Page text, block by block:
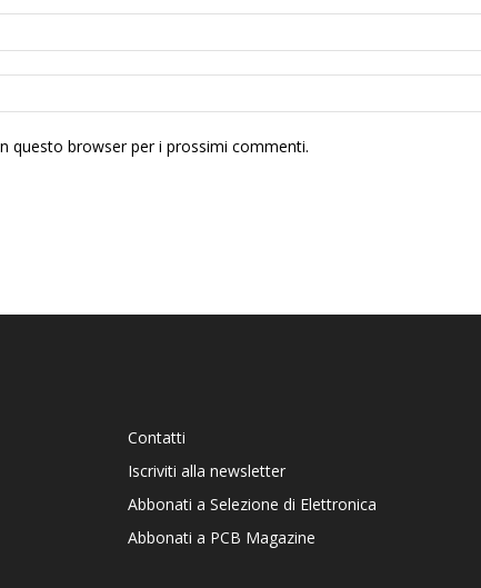
questo browser per i prossimi commenti.
Contatti
Iscriviti alla newsletter
Abbonati a Selezione di Elettronica
Abbonati a PCB Magazine